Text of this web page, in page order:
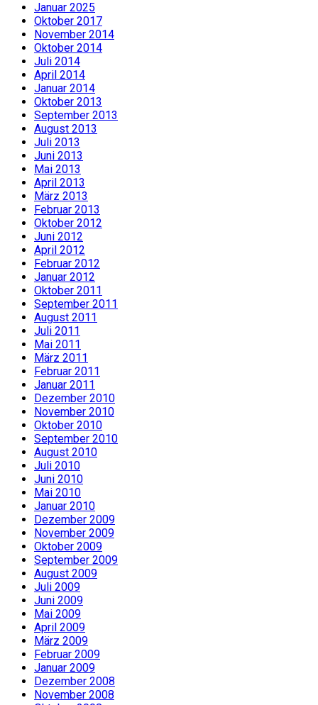
Januar 2025
Oktober 2017
November 2014
Oktober 2014
Juli 2014
April 2014
Januar 2014
Oktober 2013
September 2013
August 2013
Juli 2013
Juni 2013
Mai 2013
April 2013
März 2013
Februar 2013
Oktober 2012
Juni 2012
April 2012
Februar 2012
Januar 2012
Oktober 2011
September 2011
August 2011
Juli 2011
Mai 2011
März 2011
Februar 2011
Januar 2011
Dezember 2010
November 2010
Oktober 2010
September 2010
August 2010
Juli 2010
Juni 2010
Mai 2010
Januar 2010
Dezember 2009
November 2009
Oktober 2009
September 2009
August 2009
Juli 2009
Juni 2009
Mai 2009
April 2009
März 2009
Februar 2009
Januar 2009
Dezember 2008
November 2008